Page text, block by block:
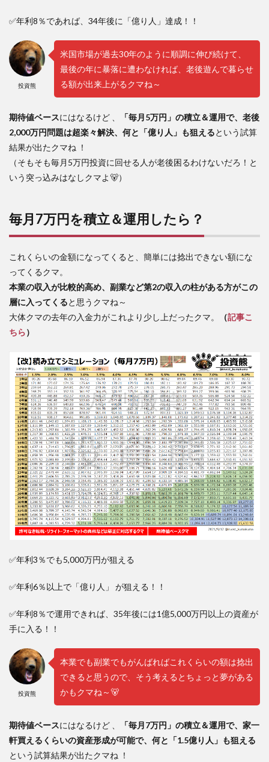
✅年利8％であれば、34年後に「億り人」達成！！
投資熊
米国市場が過去30年のように順調に伸び続けて、
最後の年に暴落に遭わなければ、老後遊んで暮らせ
る額が出来上がるクマね～
期待値ベースにはなるけど 、
「毎月5万円」の積立＆運用で、老後
2,000万円問題は超楽々解決、何と「億り人」も狙えるという試算
結果が出たクマね ！
（そもそも毎月5万円投資に回せる人が老後困るわけないだろ！と
いう突っ込みはなしクマよ🐻）
毎月7万円を積立＆運用したら？
これくらいの金額になってくると、簡単には捻出できない額にな
ってくるクマ。
本業の収入が比較的高め、副業など第2の収入の柱がある方がこの
層に入ってくると思うクマね～
大体クマの去年の入金力がこれより少し上だったクマ。
（記事こ
ちら）
✅年利3％でも5,000万円が狙える
✅年利6％以上で「億り人」 が狙える！！
✅年利8％で運用できれば、35年後には1億5,000万円以上の資産が
手に入る！！
投資熊
本業でも副業でもがんばればこれくらいの額は捻出
できると思うので、そう考えるとちょっと夢がある
かもクマね～🐻
期待値ベースにはなるけど 、
「毎月7万円」の積立＆運用で、家一
軒買えるくらいの資産形成が可能で、何と「1.5億り人」も狙える
という試算結果が出たクマね ！